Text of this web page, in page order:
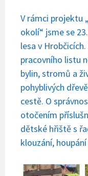
V rámci projektu
okolí“ jsme se
lesa v
pracovního listu
bylin, stromů a
pohyblivých
cestě. O
otočením
dětské hřiště s
klouzání,